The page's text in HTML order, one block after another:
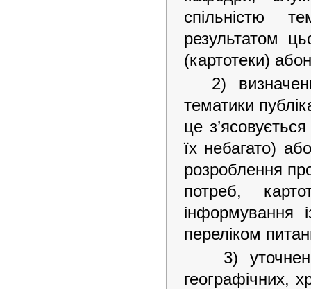
спільністю
результатом
(картотеки)
2)
тематики
це
їх небагато)
розроблення
потреб,
інформування
переліком
3)
географічних,